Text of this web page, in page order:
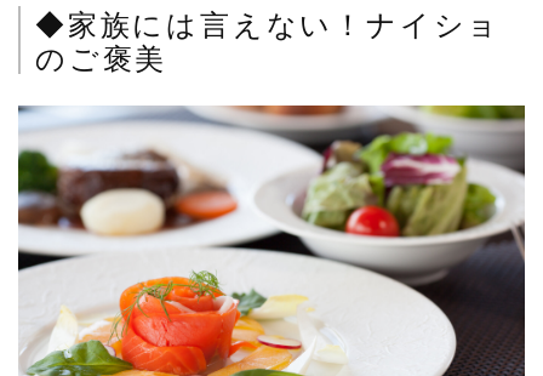
◆家族には言えない！ナイショ
のご褒美